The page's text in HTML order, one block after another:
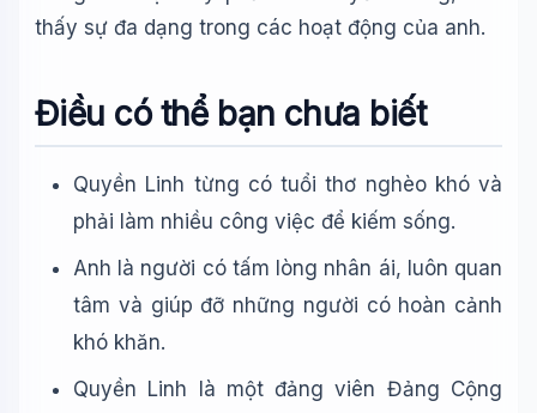
thấy sự đa dạng trong các hoạt động của anh.
Điều có thể bạn chưa biết
Quyền Linh từng có tuổi thơ nghèo khó và
phải làm nhiều công việc để kiếm sống.
Anh là người có tấm lòng nhân ái, luôn quan
tâm và giúp đỡ những người có hoàn cảnh
khó khăn.
Quyền Linh là một đảng viên Đảng Cộng